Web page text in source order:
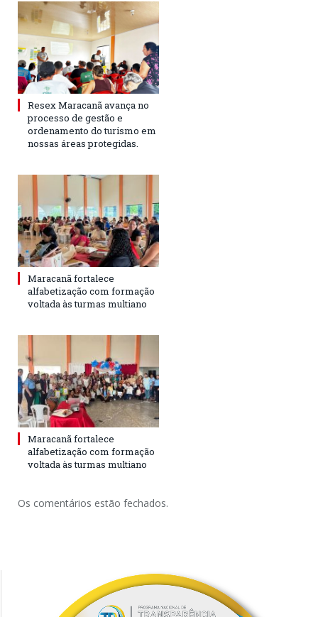
Resex Maracanã avança no
processo de gestão e
ordenamento do turismo em
nossas áreas protegidas.
Maracanã fortalece
alfabetização com formação
voltada às turmas multiano
Maracanã fortalece
alfabetização com formação
voltada às turmas multiano
Os comentários estão fechados.